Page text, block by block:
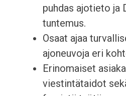
puhdas ajotieto ja
tuntemus.
Osaat ajaa
ajoneuvoja eri
Erinomaiset
viestintätaidot